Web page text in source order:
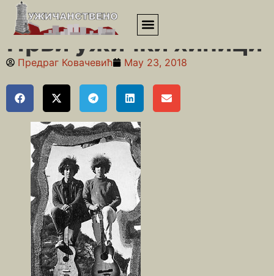
Почетна»Седамдесете»Први ужички хипици
Први ужички хипици
Предраг Ковачевић May 23, 2018